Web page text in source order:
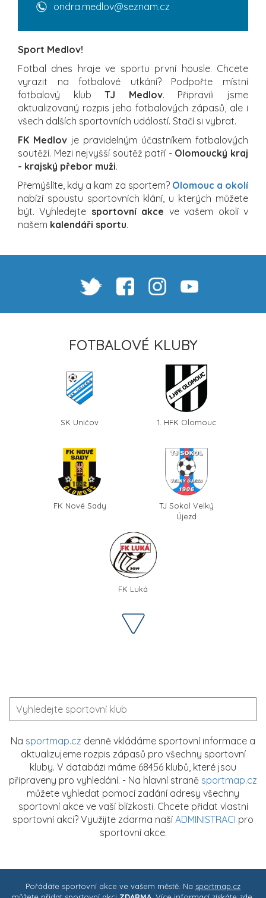
ondra.medlov@seznam.cz
Sport Medlov!
Fotbal dnes hraje ve sportu první housle. Chcete
vyrazit na fotbalové utkání? Podpořte místní
fotbalový klubTJ Medlov. Připravili jsme
aktualizovaný rozpis jeho fotbalových zápasů, ale i
všech dalších sportovních událostí. Stačí si vybrat.
FK Medlov je pravidelným účastníkem fotbalových
soutěží. Mezi nejvyšší soutěž patří - Olomoucký kraj
- krajský přebor muži.
Přemýšlíte, kdy a kam za sportem? Olomouc a okolí
nabízí spoustu sportovních klání, u kterých můžete
být. Vyhledejte sportovní akce ve vašem okolí v
našem kalendáři sportu.
FOTBALOVÉ KLUBY
SK Uničov 1. HFK Olomouc
FK Nové Sady
TJ Sokol Velký
Újezd
FK Luká
Na sportmap.cz denně vkládáme sportovní informace a
aktualizujeme rozpis zápasů pro všechny sportovní
kluby. V databázi máme 68456 klubů, které jsou
připraveny pro vyhledání. - Na hlavní straně sportmap.cz
můžete vyhledat pomocí zadání adresy všechny
sportovní akce ve vaší blízkosti. Chcete přidat vlastní
sportovní akci? Využijte zdarma naší ADMINISTRACI pro
sportovní akce.
Pořádáte sportovní akce ve vašem městě. Na sportmap.cz